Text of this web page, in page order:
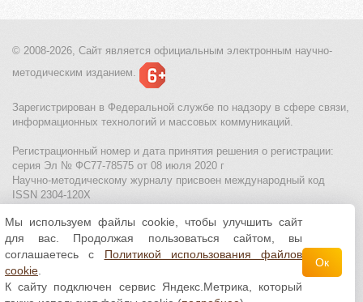
© 2008-2026, Сайт является официальным электронным научно-
методическим изданием.
Зарегистрирован в Федеральной службе по надзору в сфере связи,
информационных технологий и массовых коммуникаций.
Регистрационный номер и дата принятия решения о регистрации:
серия Эл № ФС77-78575 от 08 июля 2020 г
Научно-методическому журналу присвоен международный код
ISSN 2304-120X
МЦИТО|Школьные олимпиады и онлайн конкурсы для детей
Политика использования файлов cookie| Политика обработки и
защиты персональных данных
Все материалы доступны полицензии Creative
Commons С указанием авторства 4.0 Всемирная
Мы используем файлы cookie, чтобы улучшить сайт
для вас. Продолжая пользоваться сайтом, вы
соглашаетесь с Политикой использования файлов
cookie
К сайту подключен сервис Яндекс.Метрика, который
Ок